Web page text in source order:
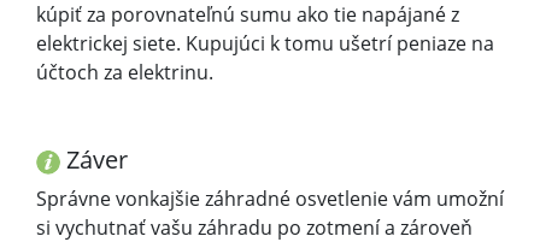
kúpiť za porovnateľnú sumu ako tie napájané z
elektrickej siete. Kupujúci k tomu ušetrí peniaze na
účtoch za elektrinu.
Záver
Správne vonkajšie záhradné osvetlenie vám umožní
si vychutnať vašu záhradu po zotmení a zároveň